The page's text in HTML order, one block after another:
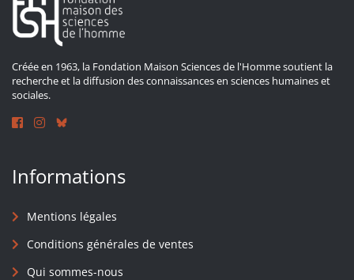
Créée en 1963, la Fondation Maison Sciences de l'Homme soutient la
recherche et la diffusion des connaissances en sciences humaines et
sociales.
Informations
Mentions légales
Conditions générales de ventes
Qui sommes-nous